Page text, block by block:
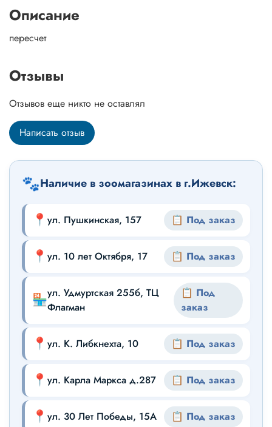
Описание
пересчет
Отзывы
Отзывов еще никто не оставлял
Написать отзыв
🐾Наличие в зоомагазинах в г.Ижевск:
📍 ул. Пушкинская, 157 📋 Под заказ
📍 ул. 10 лет Октября, 17 📋 Под заказ
🏪ул. Удмуртская 255б, ТЦ
Флагман
📋 Под
заказ
📍 ул. К. Либкнехта, 10 📋 Под заказ
📍 ул. Карла Маркса д.287 📋 Под заказ
📍 ул. 30 Лет Победы, 15А 📋 Под заказ